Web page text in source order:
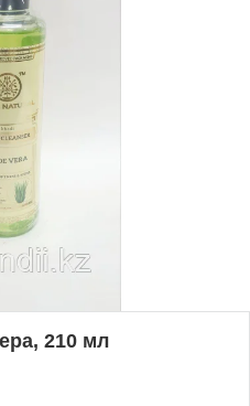
210 мл